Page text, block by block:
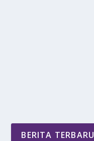
BERITA TERBARU